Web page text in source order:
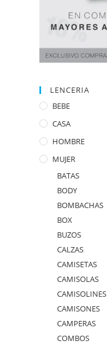
LENCERIA
BEBE
CASA
HOMBRE
MUJER
BATAS
BODY
BOMBACHAS
BOX
BUZOS
CALZAS
CAMISETAS
CAMISOLAS
CAMISOLINES
CAMISONES
CAMPERAS
COMBOS